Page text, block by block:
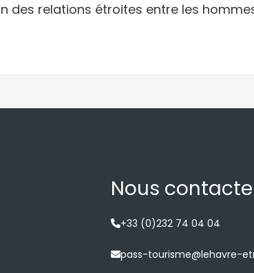
des relations étroites entre les
Nous
+33 (0)232 74 04 04
pass-tourisme@lehavre-